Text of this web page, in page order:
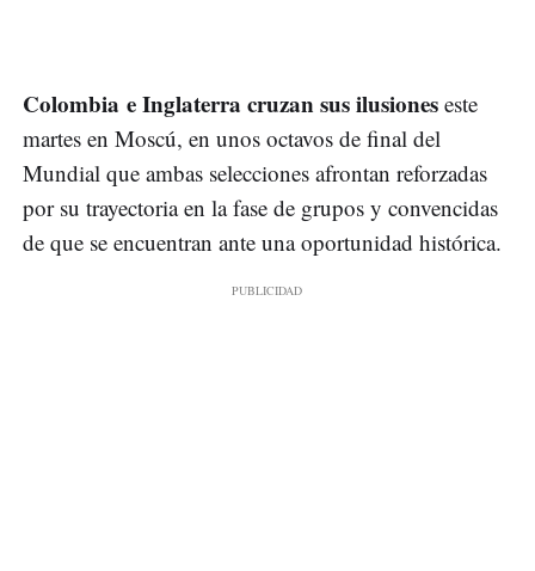
Colombia e Inglaterra cruzan sus ilusiones este
martes en Moscú, en unos octavos de final del
Mundial que ambas selecciones afrontan reforzadas
por su trayectoria en la fase de grupos y convencidas
de que se encuentran ante una oportunidad histórica.